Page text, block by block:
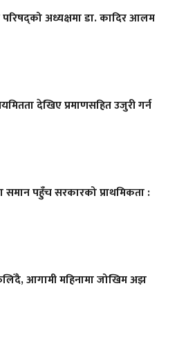
परिषद्को अध्यक्षमा डा. कादिर आलम
देखिए प्रमाणसहित उजुरी गर्न
समान पहुँच सरकारको प्राथमिकता :
आगामी महिनामा जोखिम अझ